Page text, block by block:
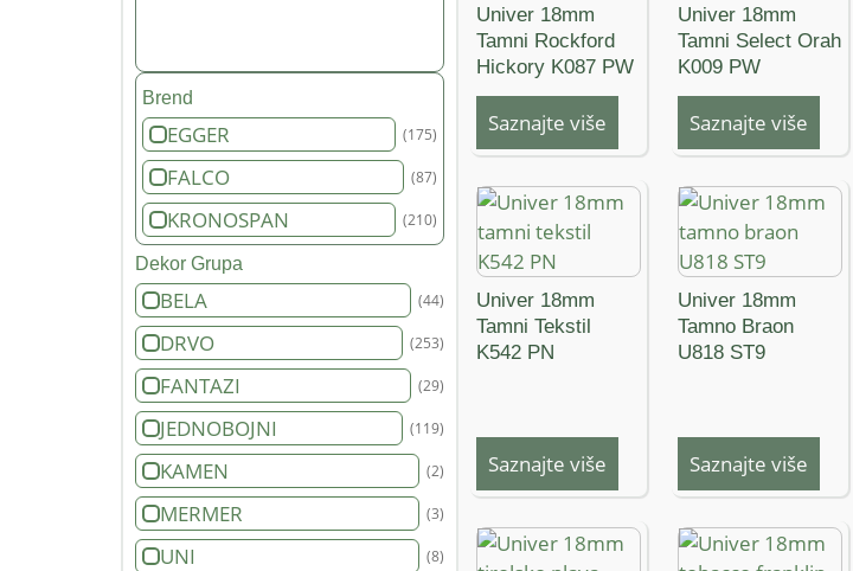
Brend
EGGER (175)
FALCO (87)
KRONOSPAN (210)
Dekor Grupa
BELA (44)
DRVO (253)
FANTAZI (29)
JEDNOBOJNI (119)
KAMEN (2)
MERMER (3)
UNI
(8)
Univer 18mm
Tamni Rockford
Hickory K087 PW
Saznajte više
Univer 18mm
Tamni Select Orah
K009 PW
Saznajte više
Univer 18mm
Tamni Tekstil
K542 PN
Saznajte više
Univer 18mm
Tamno Braon
U818 ST9
Saznajte više